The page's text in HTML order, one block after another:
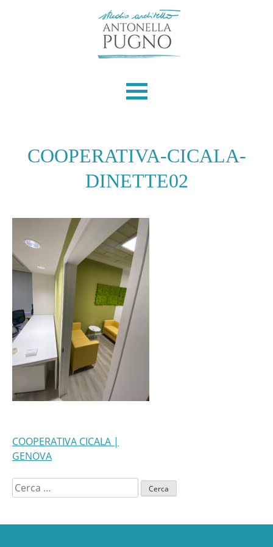
COOPERATIVA-CICALA-
DINETTE02
NAVIGAZIONE
ARTICOLI
COOPERATIVA CICALA |
GENOVA
Ricerca
per: